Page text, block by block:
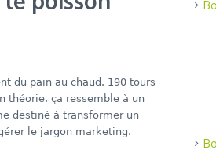
du pain au chaud. 190 tours
théorie, ça ressemble à un
destiné à transformer un
le jargon marketing.